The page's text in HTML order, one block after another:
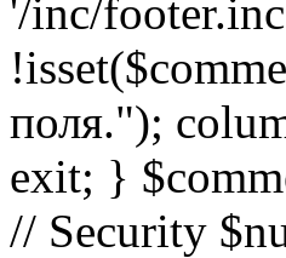
'/inc/
поля.");
exit; }
// Security